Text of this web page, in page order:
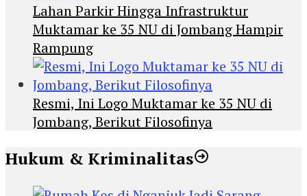
Lahan Parkir Hingga Infrastruktur
Muktamar ke 35 NU di Jombang Hampir
Rampung
Resmi, Ini Logo Muktamar ke 35 NU di
Jombang, Berikut Filosofinya
Hukum & Kriminalitas